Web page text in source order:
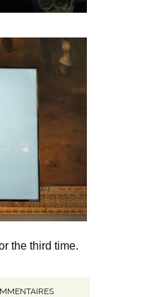
the third time.